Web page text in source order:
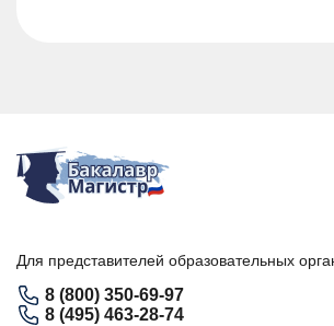
Для представителей образовательных
8 (800) 350-69-97
8 (495) 463-28-74